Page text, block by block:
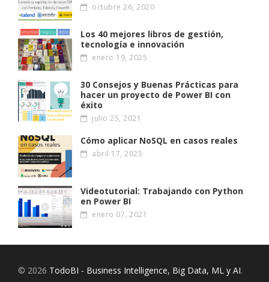
octubre 26, 2020
Los 40 mejores libros de gestión,
tecnología e innovación
enero 19, 2025
30 Consejos y Buenas Prácticas para
hacer un proyecto de Power BI con
éxito
julio 25, 2021
Cómo aplicar NoSQL en casos reales
abril 17, 2025
Videotutorial: Trabajando con Python
en Power BI
enero 07, 2021
© 2026 TodoBI - Business Intelligence, Big Data, ML y AI.